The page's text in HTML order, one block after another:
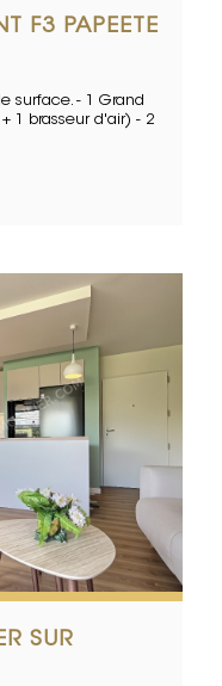
F3 PAPEETE
surface. - 1 Grand
1 brasseur d'air) - 2
SUR